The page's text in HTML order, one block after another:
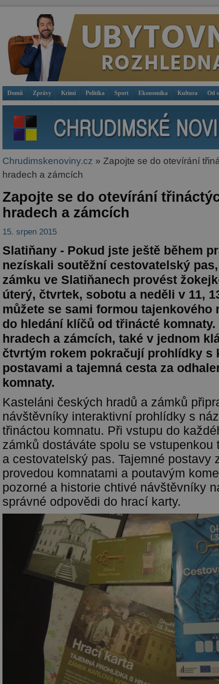
Domů Zprávy Krimi Politika Sport Ekonomika Kultura Od
Chrudimskenoviny.cz » Zapojte se do otevírání
hradech a zámcích
Zapojte se do otevírání
hradech a zámcích
15. srpen 2015
Slatiňany - Pokud jste ještě během
nezískali soutěžní cestovatelský
zámku ve Slatiňanech provést
úterý, čtvrtek, sobotu a neděli v 11,
můžete se sami formou tajenkového
do hledání klíčů od třinácté komnaty.
hradech a zámcích, také v jednom
čtvrtým rokem pokračují prohlídky s
postavami a tajemná cesta za
komnaty.
Kasteláni českých hradů a zámků
návštěvníky interaktivní prohlídky s
třináctou komnatu. Při vstupu do
zámků dostáváte spolu se vstupenkou
a cestovatelský pas. Tajemné postavy
provedou komnatami a poutavým
pozorné a historie chtivé návštěvníky
správné odpovědi do hrací karty.